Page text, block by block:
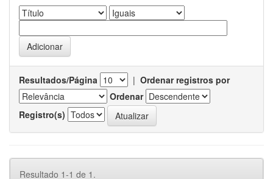
Resultados/Página | Ordenar registros por
Ordenar
Registro(s)
Resultado 1-1 de 1.